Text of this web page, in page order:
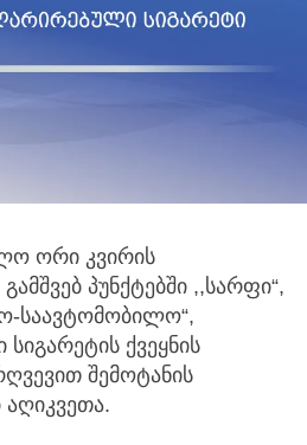
ორი კვირის
პუნქტებში ,,სარფი“,
საავტომობილო“,
ქვეყნის
შემოტანის